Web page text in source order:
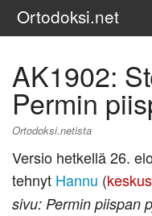
Ortodoksi.net
AK1902:
Permin
Ortodoksi.netista
Versio hetkellä 26.
tehnyt Hannu (
sivu: Permin piispan